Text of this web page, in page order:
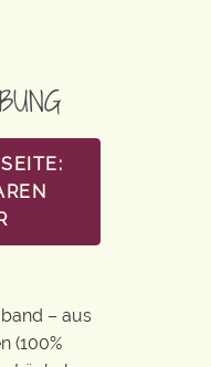
– aus
(100%